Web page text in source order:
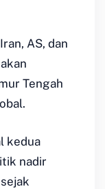
AS, dan
Tengah
kedua
nadir